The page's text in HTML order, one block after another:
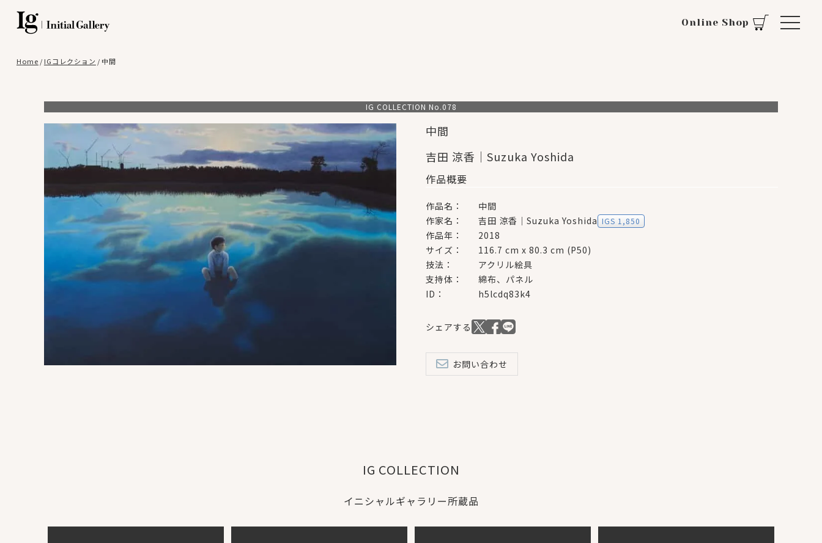
Online Shop
Home / IGコレクション / 中間
IG COLLECTION No.078
中間
吉田 涼香｜Suzuka Yoshida
作品概要
作品名：
中間
作家名：
吉田 涼香｜Suzuka Yoshida IGS 1,850
作品年：
2018
サイズ：
116.7 cm x 80.3 cm (P50)
技法：
アクリル絵具
支持体：
綿布、パネル
ID：
h5lcdq83k4
お問い合わせ
IG COLLECTION
イニシャルギャラリー所蔵品